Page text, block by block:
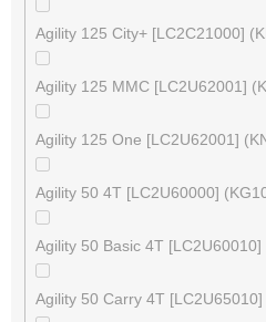
Agility 125 City+ [LC2C21000]
Agility 125 MMC [LC2U62001]
Agility 125 One [LC2U62001]
Agility 50 4T [LC2U60000]
Agility 50 Basic 4T
Agility 50 Carry 4T